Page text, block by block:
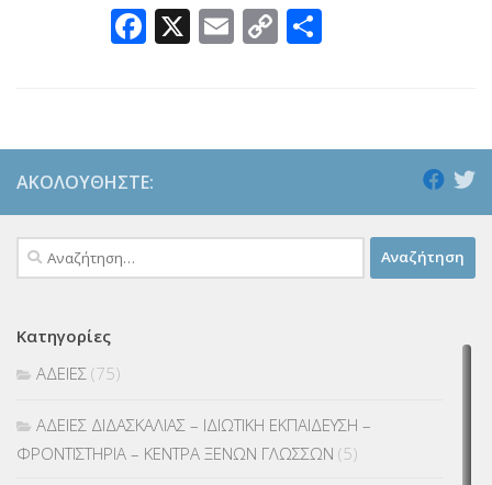
Facebook
X Email
Copy
Link
ΑΚΟΛΟΥΘΉΣΤΕ:
Αναζήτηση
για:
Κατηγορίες
ΑΔΕΙΕΣ (75)
ΑΔΕΙΕΣ ΔΙΔΑΣΚΑΛΙΑΣ – ΙΔΙΩΤΙΚΗ ΕΚΠΑΙΔΕΥΣΗ –
ΦΡΟΝΤΙΣΤΗΡΙΑ – ΚΕΝΤΡΑ ΞΕΝΩΝ ΓΛΩΣΣΩΝ (5)